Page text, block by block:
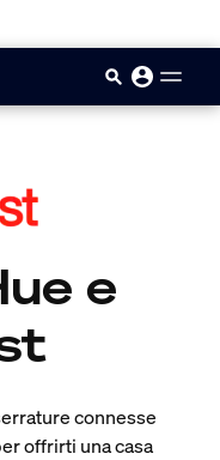
e
connesse
offrirti una casa